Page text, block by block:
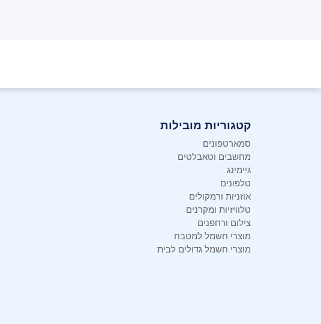
קטגוריות מובילות
סמארטפונים
מחשבים וטאבלטים
גיימינג
טלפונים
אוזניות ורמקולים
טלוויזיות ומקרנים
צילום ורחפנים
מוצרי חשמל למטבח
מוצרי חשמל גדולים לבית